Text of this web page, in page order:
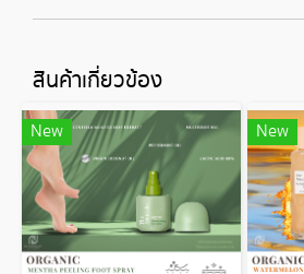
สินค้าเกี่ยวข้อง
New New